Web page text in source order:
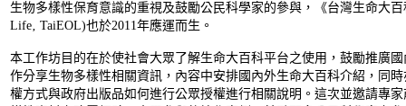
生物多樣性保育意識的重視及鼓勵公民科學家的參與，《台灣生命大百
Life‚ TaiEOL)也於2011年應運而生。
本工作坊目的在於使社會大眾了解生命大百科平台之使用，鼓勵推廣
作分享生物多樣性相關資訊，內容中安排國內外生命大百科介紹，同
權方式與政府出版品如何進行公眾授權進行相關說明。這次並邀請專